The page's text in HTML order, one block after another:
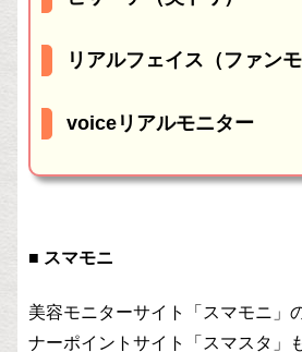
リアルフェイス（ファンモ
voiceリアルモニター
■ スマモニ
美容モニターサイト「スマモニ」
ナーポイントサイト「スマスタ」